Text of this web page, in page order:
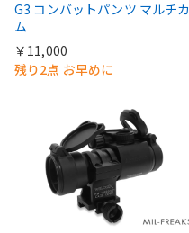
G3 コンバットパンツ マルチカ
ム
￥11,000
残り2点 お早めに